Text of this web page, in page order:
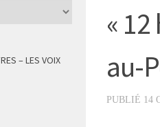
«
au-
PUBLIÉ 14
– LES VOIX